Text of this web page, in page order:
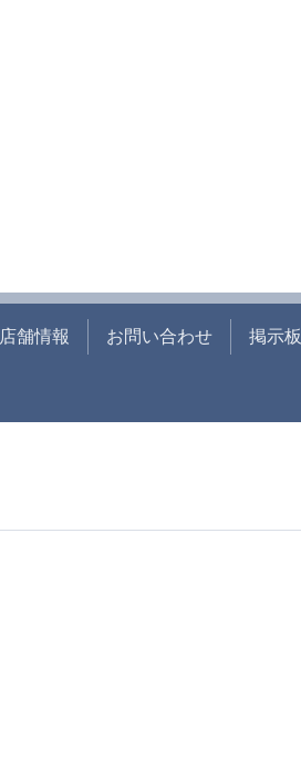
店舗情報 お問い合わせ 掲示板